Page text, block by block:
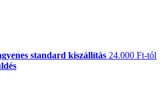
standard kiszállítás 24.000 Ft-tól